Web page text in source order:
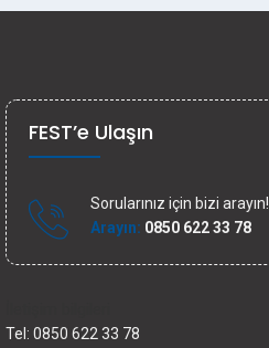
FEST’e Ulaşın
Sorularınız için bizi arayın!
Arayın: 0850 622 33 78
Tel: 0850 622 33 78